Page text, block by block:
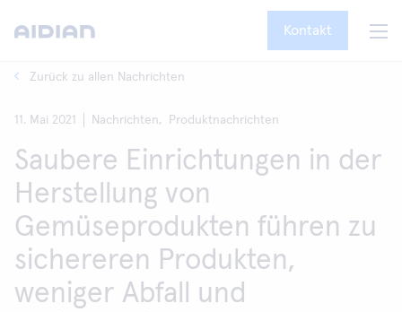
Kontakt
Zurück zu allen Nachrichten
11. Mai 2021 Nachrichten, Produktnachrichten
Saubere Einrichtungen in der
Herstellung von
Gemüseprodukten führen zu
sichereren Produkten,
weniger Abfall und